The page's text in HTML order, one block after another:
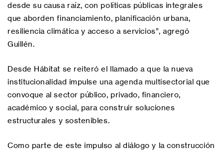
desde su causa raíz, con políticas públicas integrales
que aborden financiamiento, planificación urbana,
resiliencia climática y acceso a servicios”, agregó
Guillén.
Desde Hábitat se reiteró el llamado a que la nueva
institucionalidad impulse una agenda multisectorial que
convoque al sector público, privado, financiero,
académico y social, para construir soluciones
estructurales y sostenibles.
Como parte de este impulso al diálogo y la construcción